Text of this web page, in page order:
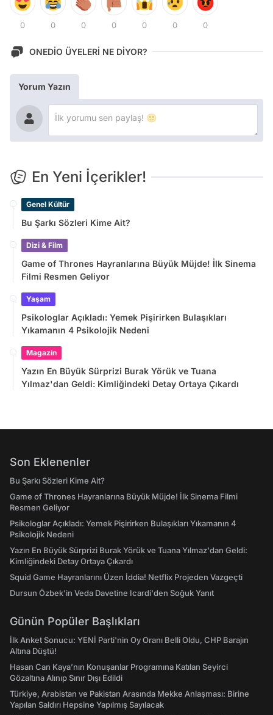
0 0 0 0 0 0 0
ONEDİO ÜYELERİ NE DİYOR?
Yorum Yazın
En Yeni İçerikler!
Genel Kültür
Bu Şarkı Sözleri Kime Ait?
Dizi & Film
Game of Thrones Hayranlarına Büyük Müjde! İlk Sinema
Filmi Resmen Geliyor
Yaşam
Psikologlar Açıkladı: Yemek Pişirirken Bulaşıkları
Yıkamanın 4 Psikolojik Nedeni
Magazin
Yazın En Büyük Sürprizi Burak Yörük ve Tuana
Yılmaz'dan Geldi: Kimliğindeki Detay Ortaya Çıkardı
Son Eklenenler
Bu Şarkı Sözleri Kime Ait?
Game of Thrones Hayranlarına Büyük Müjde! İlk Sinema Filmi
Resmen Geliyor
Psikologlar Açıkladı: Yemek Pişirirken Bulaşıkları Yıkamanın 4
Psikolojik Nedeni
Yazın En Büyük Sürprizi Burak Yörük ve Tuana Yılmaz'dan Geldi:
Kimliğindeki Detay Ortaya Çıkardı
Squid Game Hayranlarını Üzen İddia! Netflix Projeden Vazgeçti
Dursun Özbek'in Veda Davetine Icardi'den Soğuk Yanıt
Günün Popüler Başlıkları
İlk Anket Sonucu: YENİ Parti'nin Oy Oranı Belli Oldu, CHP Barajın
Altına Düştü!
Hasan Can Kaya’nın Konuşanlar Programına Katılan Seyirci
Gözaltına Alınıp Sınır Dışı Edildi
Türkiye, Arabistan ve Pakistan Arasında Mekke Anlaşması: Birine
Yapılan Saldırı Hepsine Yapılmış Sayılacak